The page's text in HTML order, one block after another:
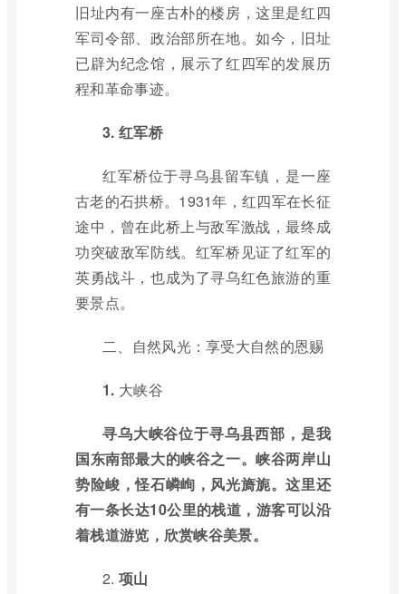
旧址内有一座古朴的楼房，这里是红四
军司令部、政治部所在地。如今，旧址
已辟为纪念馆，展示了红四军的发展历
程和革命事迹。
3. 红军桥
红军桥位于寻乌县留车镇，是一座
古老的石拱桥。1931年，红四军在长征
途中，曾在此桥上与敌军激战，最终成
功突破敌军防线。红军桥见证了红军的
英勇战斗，也成为了寻乌红色旅游的重
要景点。
二、自然风光：享受大自然的恩赐
1. 大峡谷
寻乌大峡谷位于寻乌县西部，是我
国东南部最大的峡谷之一。峡谷两岸山
势险峻，怪石嶙峋，风光旖旎。这里还
有一条长达10公里的栈道，游客可以沿
着栈道游览，欣赏峡谷美景。
2. 项山